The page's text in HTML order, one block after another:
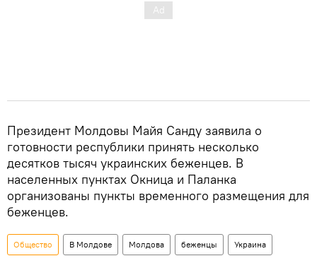
Президент Молдовы Майя Санду заявила о
готовности республики принять несколько
десятков тысяч украинских беженцев. В
населенных пунктах Окница и Паланка
организованы пункты временного размещения для
беженцев.
Общество В Молдове Молдова беженцы Украина